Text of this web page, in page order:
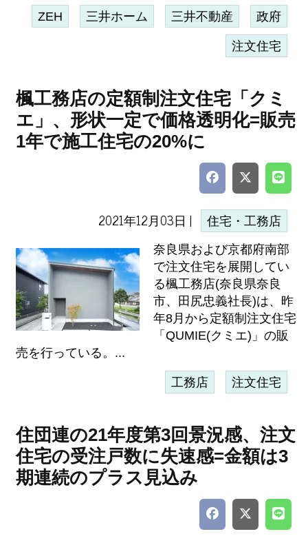
ZEH 三井ホーム 三井不動産 政府
注文住宅
楓工務店の定額制注文住宅「クミ
エ」、形状一定で価格透明化=販売
1年で施工住宅の20%に
2021年12月03日 | 住宅・工務店
奈良県および京都府南部
で注文住宅を展開してい
る楓工務店(奈良県奈良
市、田尻忠義社長)は、昨
年8月から定額制注文住宅
「QUMIE(クミエ)」の販
売を行っている。...
工務店 注文住宅
住団連の21年度第3回景況感、注文
住宅の受注戸数に失速感=金額は3
期連続のプラス見込み